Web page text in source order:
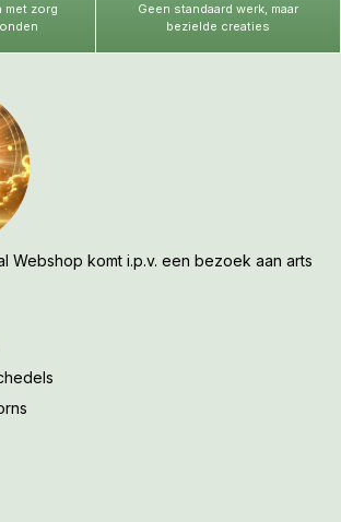
met zorg
Geen standaard werk, maar
bezielde creaties
Webshop komt i.p.v. een bezoek aan arts